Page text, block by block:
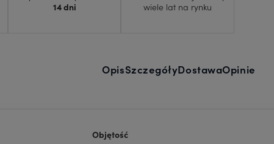
14 dni
wiele lat na rynku
OpisSzczegółyDostawaOpinie
Objętość